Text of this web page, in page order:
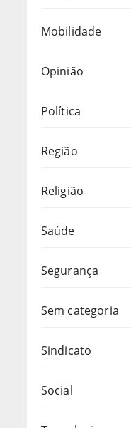
Mobilidade
Opinião
Política
Região
Religião
Saúde
Segurança
Sem categoria
Sindicato
Social